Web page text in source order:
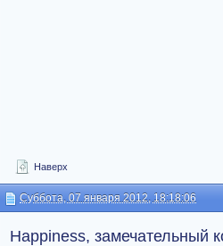
Наверх
Суббота, 07 января 2012, 18:18:06
Happiness, замечательный